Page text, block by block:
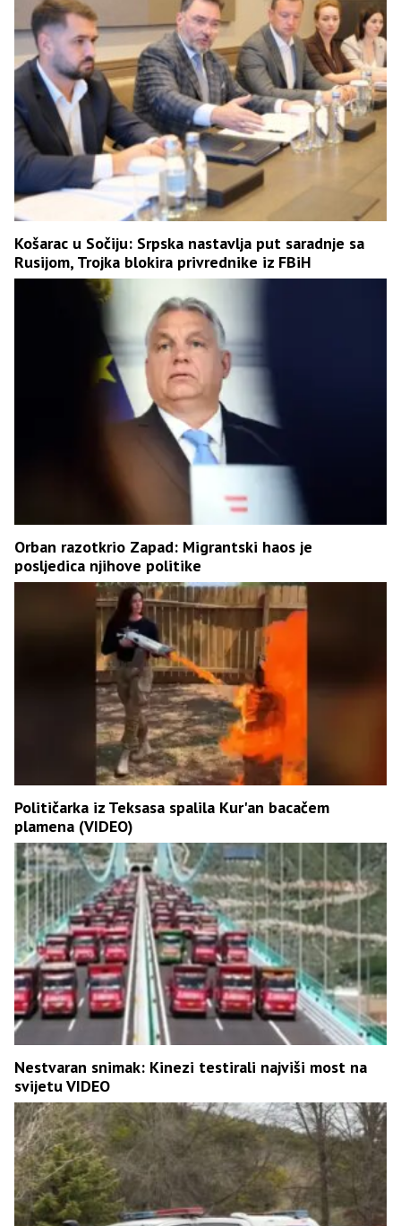
Košarac u Sočiju: Srpska nastavlja put saradnje sa
Rusijom, Trojka blokira privrednike iz FBiH
Orban razotkrio Zapad: Migrantski haos je
posljedica njihove politike
Političarka iz Teksasa spalila Kur'an bacačem
plamena (VIDEO)
Nestvaran snimak: Kinezi testirali najviši most na
svijetu VIDEO